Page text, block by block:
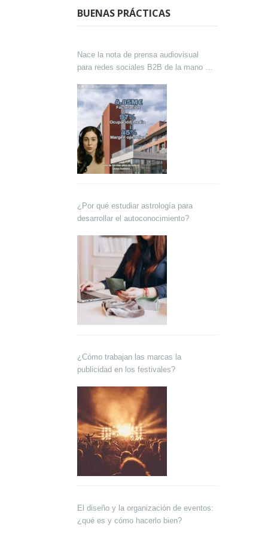
BUENAS PRÁCTICAS
Nace la nota de prensa audiovisual
para redes sociales B2B de la mano de
¿Por qué estudiar astrología para
desarrollar el autoconocimiento?
¿Cómo trabajan las marcas la
publicidad en los festivales?
El diseño y la organización de eventos:
¿qué es y cómo hacerlo bien?